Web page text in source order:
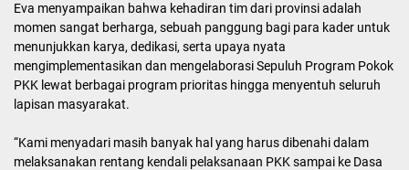
Eva menyampaikan bahwa kehadiran tim dari provinsi adalah
momen sangat berharga, sebuah panggung bagi para kader untuk
menunjukkan karya, dedikasi, serta upaya nyata
mengimplementasikan dan mengelaborasi Sepuluh Program Pokok
PKK lewat berbagai program prioritas hingga menyentuh seluruh
lapisan masyarakat.
“Kami menyadari masih banyak hal yang harus dibenahi dalam
melaksanakan rentang kendali pelaksanaan PKK sampai ke Dasa